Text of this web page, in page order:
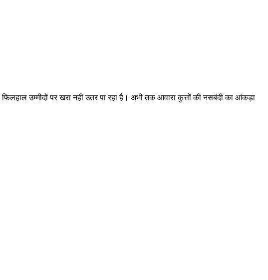
उम्मीदों पर खरा नहीं उतर पा रहा है। अभी तक आवारा कुत्तों की नसबंदी का आंकड़ा